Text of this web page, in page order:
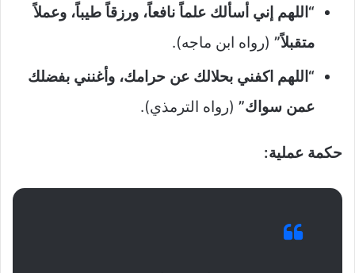
“اللهم إني أسألك علماً نافعاً، ورزقاً طيباً، وعملاً
متقبلاً” (رواه ابن ماجه).
“اللهم اكفني بحلالك عن حرامك، وأغنني بفضلك
عمن سواك” (رواه الترمذي).
حكمة عملية: